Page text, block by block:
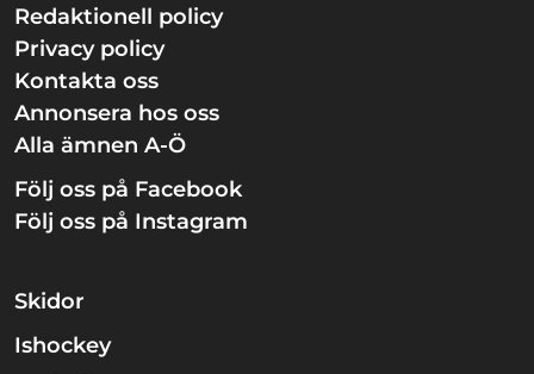
Redaktionell policy
Privacy policy
Kontakta oss
Annonsera hos oss
Alla ämnen A-Ö
Följ oss på Facebook
Följ oss på Instagram
Skidor
Ishockey